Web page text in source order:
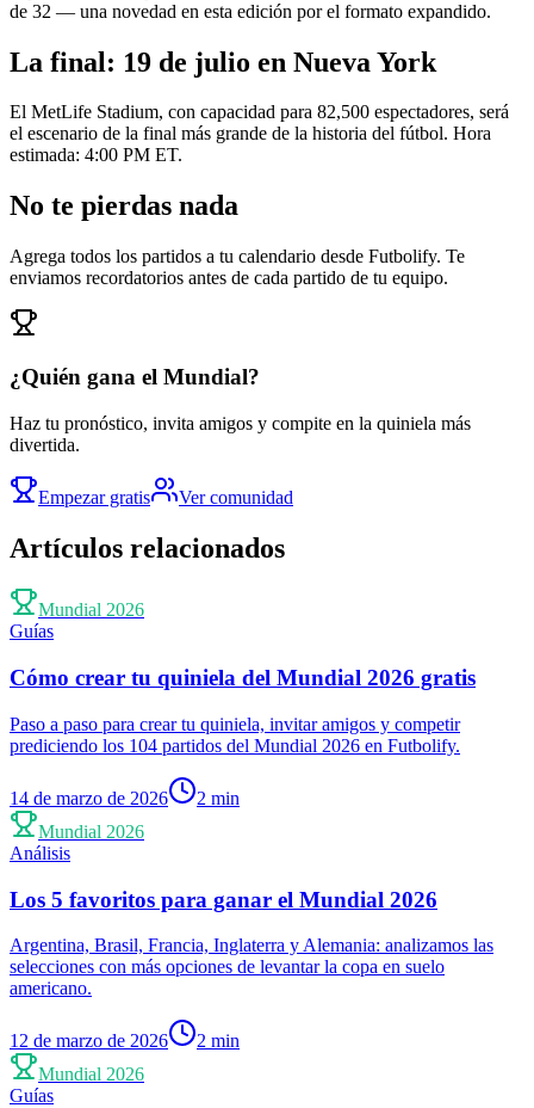
de 32 — una novedad en esta edición por el formato expandido.
La final: 19 de julio en Nueva York
El MetLife Stadium, con capacidad para 82,500 espectadores, será
el escenario de la final más grande de la historia del fútbol. Hora
estimada: 4:00 PM ET.
No te pierdas nada
Agrega todos los partidos a tu calendario desde Futbolify. Te
enviamos recordatorios antes de cada partido de tu equipo.
¿Quién gana el Mundial?
Haz tu pronóstico, invita amigos y compite en la quiniela más
divertida.
Empezar gratis Ver comunidad
Artículos relacionados
Mundial 2026
Guías
Cómo crear tu quiniela del Mundial 2026 gratis
Paso a paso para crear tu quiniela, invitar amigos y competir
prediciendo los 104 partidos del Mundial 2026 en Futbolify.
14 de marzo de 2026 2 min
Mundial 2026
Análisis
Los 5 favoritos para ganar el Mundial 2026
Argentina, Brasil, Francia, Inglaterra y Alemania: analizamos las
selecciones con más opciones de levantar la copa en suelo
americano.
12 de marzo de 2026 2 min
Mundial 2026
Guías